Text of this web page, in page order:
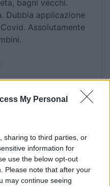
My Personal
sharing to third parties, or
information for
use the below opt-out
Please note that after your
may continue seeing
bagni vecchi.
Dubbia applicazione
Assolutamente
09/08/2018 19:53
funzionali, con
a microonde a
della zona e ottima